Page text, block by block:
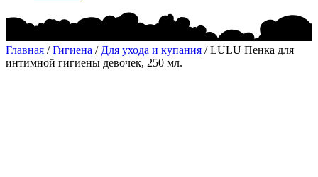
Главная /Гигиена / Для ухода и купания / LULU Пенка для
интимной гигиены девочек, 250 мл.